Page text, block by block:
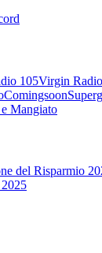
105Virgin Radio
Comingsoon
Mangiato
del Risparmio